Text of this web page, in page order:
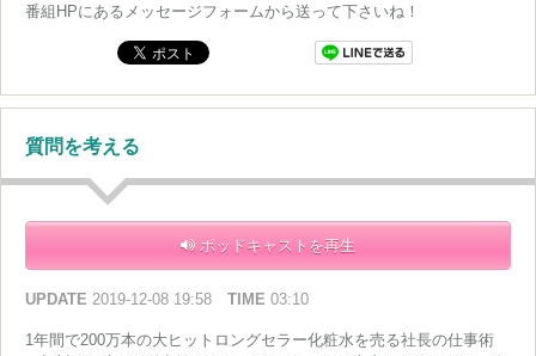
番組HPにあるメッセージフォームから送って下さいね！
質問を考える
ポッドキャストを再生
UPDATE 2019-12-08 19:58 TIME 03:10
1年間で200万本の大ヒットロングセラー化粧水を売る社長の仕事術